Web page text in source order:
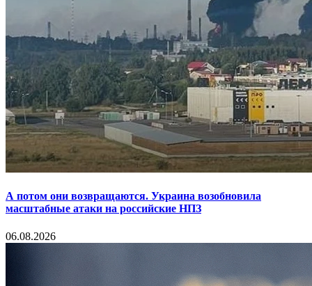
А потом они возвращаются. Украина возобновила
масштабные атаки на российские НПЗ
06.08.2026